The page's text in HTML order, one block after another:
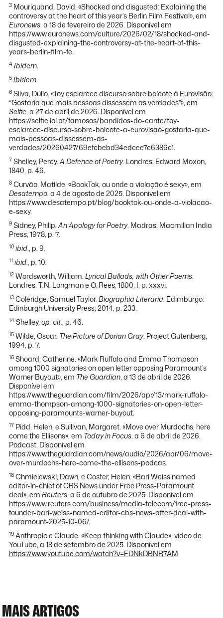
3 Mouriquand, David. «Shocked and disgusted: Explaining the
controversy at the heart of this year’s Berlin Film Festival», em
Euronews, a 18 de fevereiro de 2026. Disponível em
https://www.euronews.com/culture/2026/02/18/shocked-and-
disgusted-explaining-the-controversy-at-the-heart-of-this-
years-berlin-film-fe.
4 Ibidem.
5 Ibidem.
6 Silva, Dúlio. «Toy esclarece discurso sobre boicote à Eurovisão:
“Gostaria que mais pessoas dissessem as verdades”», em
Selfie, a 27 de abril de 2026. Disponível em
https://selfie.iol.pt/famosos/bandidos-do-cante/toy-
esclarece-discurso-sobre-boicote-a-eurovisao-gostaria-que-
mais-pessoas-dissessem-as-
verdades/20260427/69efcbebd34edcee7c6386c1.
7 Shelley, Percy.A Defence of Poetry. Londres: Edward Moxon,
1840, p. 46.
8 Curvão, Matilde. «BookTok, ou onde a violação é sexy», em
Desatempo, a 4 de agosto de 2025. Disponível em
https://www.desatempo.pt/blog/booktok-ou-onde-a-violacao-
e-sexy.
9 Sidney, Philip.An Apology for Poetry. Madras: Macmillan India
Press, 1978, p. 7.
10 ibid., p. 9.
11 ibid., p. 10.
12 Wordsworth, William. Lyrical Ballads, with Other Poems.
Londres: T.N. Longman e O. Rees, 1800, I, p. xxxvi.
13 Coleridge, Samuel Taylor. Biographia Literaria. Edimburgo:
Edinburgh University Press, 2014, p. 233.
14 Shelley, op. cit., p. 46.
15 Wilde, Oscar. The Picture of Dorian Gray. Project Gutenberg,
1994, p. 7.
16 Shoard, Catherine. «Mark Ruffalo and Emma Thompson
among 1000 signatories on open letter opposing Paramount’s
Warner Buyout», em The Guardian, a 13 de abril de 2026.
Disponível em
https://www.theguardian.com/film/2026/apr/13/mark-ruffalo-
emma-thompson-among-1000-signatories-on-open-letter-
opposing-paramounts-warner-buyout.
17 Pidd, Helen, e Sullivan, Margaret. «Move over Murdochs, here
come the Ellisons», em Today in Focus, a 6 de abril de 2026.
Podcast. Disponível em
https://www.theguardian.com/news/audio/2026/apr/06/move-
over-murdochs-here-come-the-ellisons-podcas.
18 Chmielewski, Dawn, e Coster, Helen. «Bari Weiss named
editor-in-chief of CBS News under Free Press-Paramount
deal», em Reuters, a 6 de outubro de 2025. Disponível em
https://www.reuters.com/business/media-telecom/free-press-
founder-bari-weiss-named-editor-cbs-news-after-deal-with-
paramount-2025-10-06/.
19 Anthropic e Claude. «Keep thinking with Claude», vídeo de
YouTube, a 18 de setembro de 2025. Disponível em
https://www.youtube.com/watch?v=FDNkDBNR7AM.
MAIS ARTIGOS